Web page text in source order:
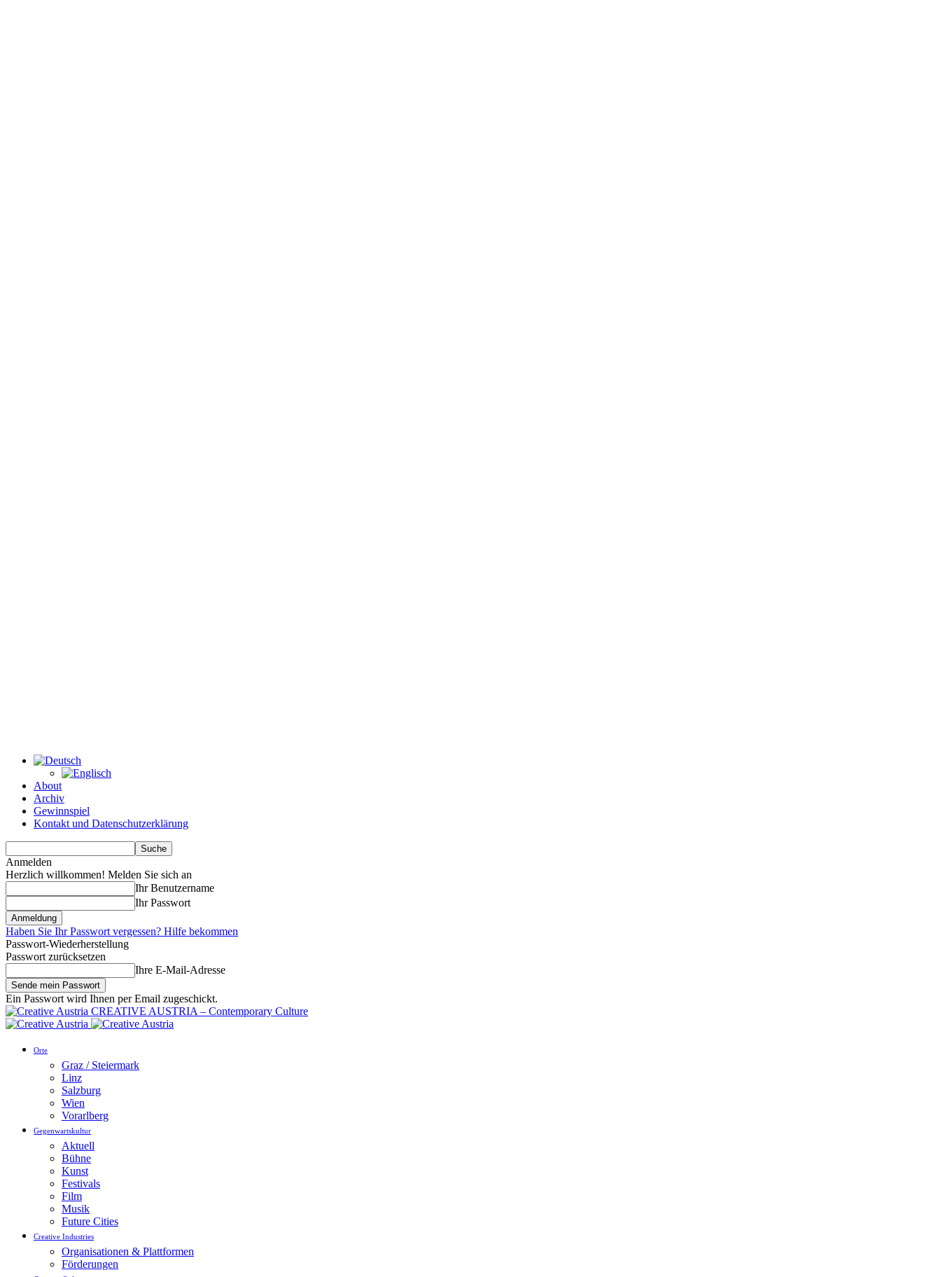
About
Archiv
Gewinnspiel
Kontakt und Datenschutzerklärung
Anmelden
Herzlich willkommen! Melden Sie sich an
Ihr Benutzername
Ihr Passwort
Haben Sie Ihr Passwort vergessen? Hilfe bekommen
Passwort-Wiederherstellung
Passwort zurücksetzen
Ihre E-Mail-Adresse
Ein Passwort wird Ihnen per Email zugeschickt.
CREATIVE AUSTRIA – Contemporary Culture
Orte
Graz / Steiermark
Linz
Salzburg
Wien
Vorarlberg
Gegenwartskultur
Aktuell
Bühne
Kunst
Festivals
Film
Musik
Future Cities
Creative Industries
Organisationen & Plattformen
Förderungen